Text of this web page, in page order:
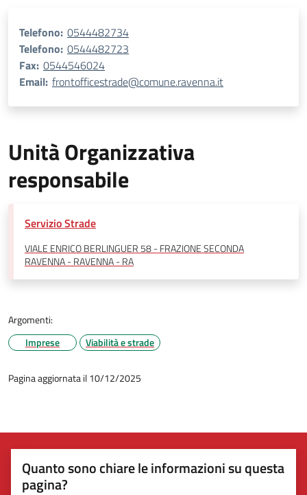
Telefono: 0544482734
Telefono: 0544482723
Fax: 0544546024
Email: frontofficestrade@comune.ravenna.it
Unità Organizzativa
responsabile
Servizio Strade
VIALE ENRICO BERLINGUER 58 - FRAZIONE SECONDA
RAVENNA - RAVENNA - RA
Argomenti:
Imprese
Viabilità e strade
Pagina aggiornata il 10/12/2025
Quanto sono chiare le informazioni su questa
pagina?